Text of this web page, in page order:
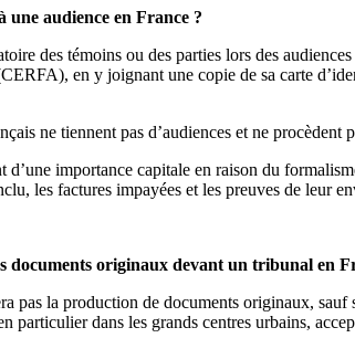
une audience en France ?
des témoins ou des parties lors des
en y joignant une copie de sa carte
ne tiennent pas d’audiences et ne procèdent
d’une importance capitale en raison du
les factures impayées et les preuves de leur
documents originaux devant un tribunal en
pas la production de documents originaux, sauf
particulier dans les grands centres urbains,